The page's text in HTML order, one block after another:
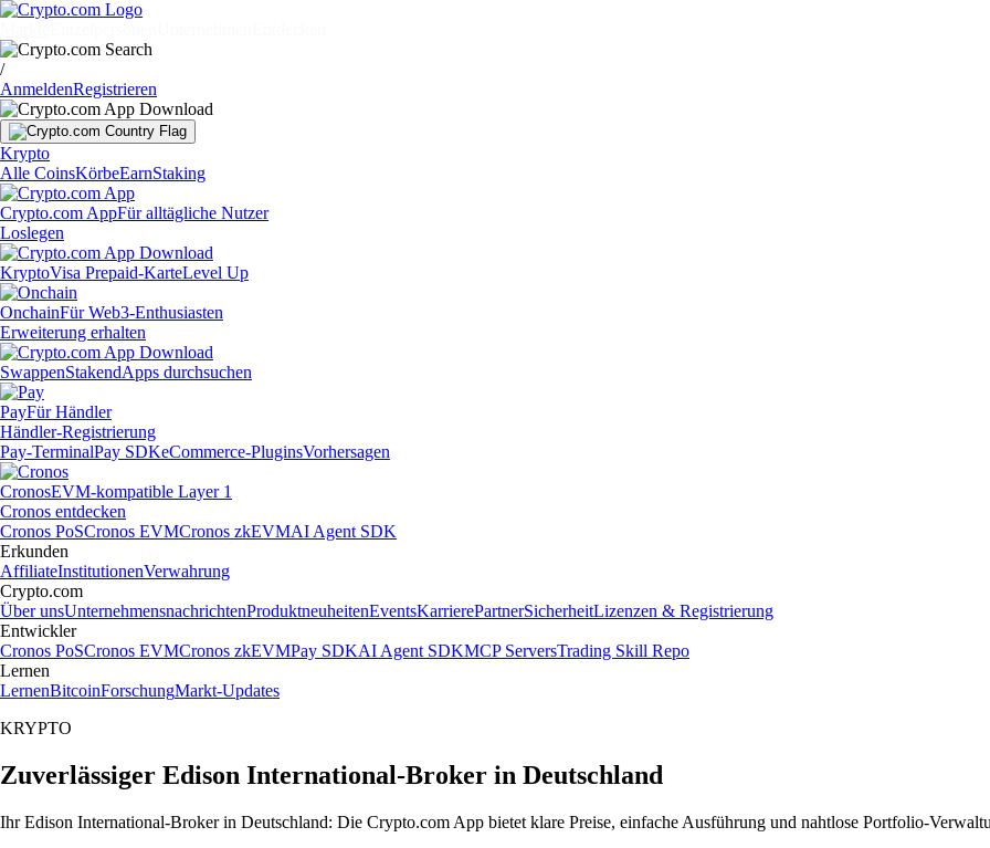
/
AnmeldenRegistrieren
Krypto
Alle CoinsKörbeEarnStaking
Crypto.com AppFür alltägliche Nutzer
Loslegen
KryptoVisa Prepaid-KarteLevel Up
OnchainFür Web3-Enthusiasten
Erweiterung erhalten
SwappenStakendApps durchsuchen
PayFür Händler
Händler-Registrierung
Pay-TerminalPay SDKeCommerce-PluginsVorhersagen
CronosEVM-kompatible Layer 1
Cronos entdecken
Cronos PoSCronos EVMCronos zkEVMAI Agent SDK
Erkunden
AffiliateInstitutionenVerwahrung
Crypto.com
Über unsUnternehmensnachrichtenProduktneuheitenEventsKarrierePartnerSicherheitLizenzen & Registrierung
Entwickler
Cronos PoSCronos EVMCronos zkEVMPay SDKAI Agent SDKMCP ServersTrading Skill Repo
Lernen
LernenBitcoinForschungMarkt-Updates
KRYPTO
Zuverlässiger Edison International-Broker in Deutschland
Ihr Edison International-Broker in Deutschland: Die Crypto.com App bietet klare Preise, einfache Ausführung und nahtlose Portfolio-